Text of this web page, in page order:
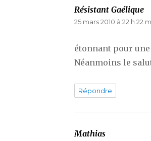
Résistant Gaélique
25 mars 2010 à 22 h 22
étonnant pour
Néanmoins le
Répondre
Mathias